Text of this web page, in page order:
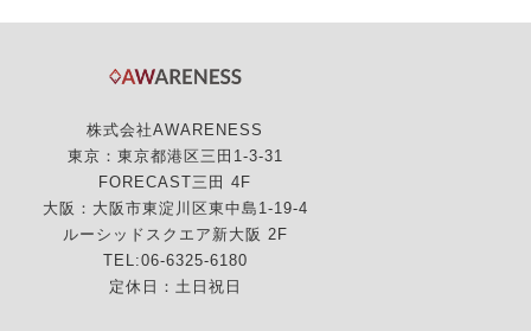
株式会社AWARENESS
東京：東京都港区三田1-3-31
FORECAST三田 4F
大阪：大阪市東淀川区東中島1-19-4
ルーシッドスクエア新大阪 2F
TEL:06-6325-6180
定休日：土日祝日